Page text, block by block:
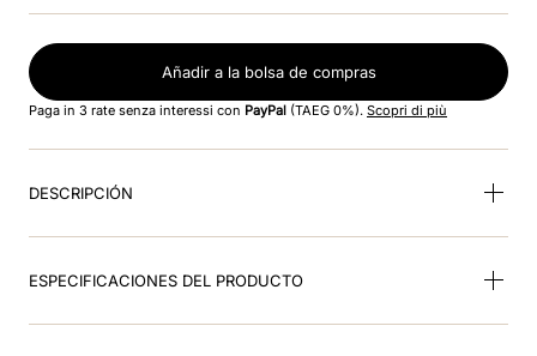
Añadir a la bolsa de compras
Paga in 3 rate senza interessi con PayPal (TAEG 0%). Scopri di più
DESCRIPCIÓN
ESPECIFICACIONES DEL PRODUCTO